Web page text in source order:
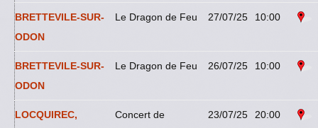
BRETTEVILE-SUR-
ODON
Le Dragon de Feu 27/07/25 10:00
BRETTEVILE-SUR-
ODON
Le Dragon de Feu 26/07/25 10:00
LOCQUIREC,
Concert de
23/07/25 20:00